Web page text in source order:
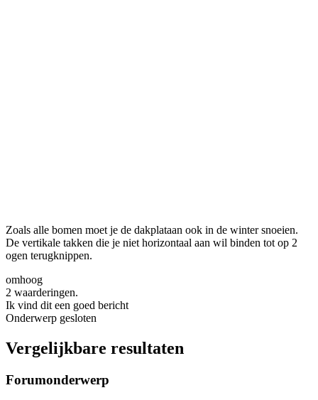
Zoals alle bomen moet je de dakplataan ook in de winter snoeien.
De vertikale takken die je niet horizontaal aan wil binden tot op 2
ogen terugknippen.
omhoog
2 waarderingen.
Ik vind dit een goed bericht
Onderwerp gesloten
Vergelijkbare resultaten
Forumonderwerp